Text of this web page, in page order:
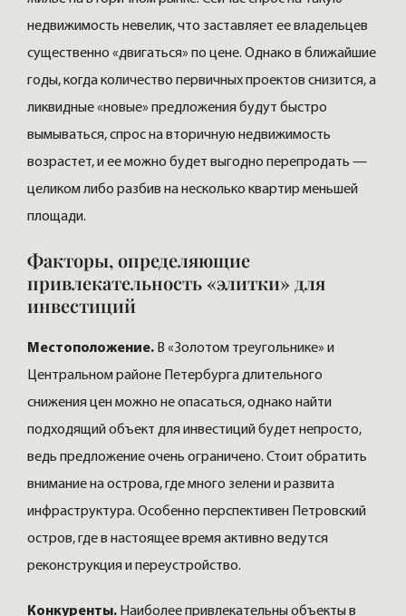
недвижимость невелик, что заставляет ее владельцев
существенно «двигаться» по цене. Однако в ближайшие
годы, когда количество первичных проектов снизится, а
ликвидные «новые» предложения будут быстро
вымываться, спрос на вторичную недвижимость
возрастет, и ее можно будет выгодно перепродать —
целиком либо разбив на несколько квартир меньшей
площади.
Факторы, определяющие
привлекательность «элитки» для
инвестиций
Местоположение. В «Золотом треугольнике» и
Центральном районе Петербурга длительного
снижения цен можно не опасаться, однако найти
подходящий объект для инвестиций будет непросто,
ведь предложение очень ограничено. Стоит обратить
внимание на острова, где много зелени и развита
инфраструктура. Особенно перспективен Петровский
остров, где в настоящее время активно ведутся
реконструкция и переустройство.
Конкуренты. Наиболее привлекательны объекты в